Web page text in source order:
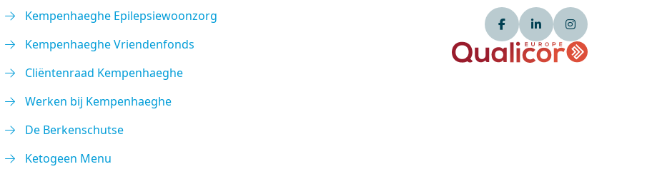
Kempenhaeghe Epilepsiewoonzorg
Kempenhaeghe Vriendenfonds
Cliëntenraad Kempenhaeghe
Werken bij Kempenhaeghe
De Berkenschutse
Ketogeen Menu